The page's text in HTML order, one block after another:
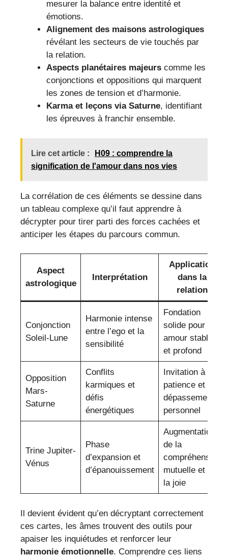
mesurer la balance entre identité et
émotions.
Alignement des maisons astrologiques
révélant les secteurs de vie touchés par
la relation.
Aspects planétaires majeurs comme les
conjonctions et oppositions qui marquent
les zones de tension et d’harmonie.
Karma et leçons via Saturne, identifiant
les épreuves à franchir ensemble.
Lire cet article :
H09 : comprendre la
signification de l'amour dans nos vies
La corrélation de ces éléments se dessine dans
un tableau complexe qu’il faut apprendre à
décrypter pour tirer parti des forces cachées et
anticiper les étapes du parcours commun.
Aspect
astrologique
Interprétation
Application
dans la
relation
Conjonction
Soleil-Lune
Harmonie intense
entre l’ego et la
sensibilité
Fondation
solide pour un
amour stable
et profond
Opposition
Mars-
Saturne
Conflits
karmiques et
défis
énergétiques
Invitation à la
patience et au
dépassement
personnel
Trine Jupiter-
Vénus
Phase
d’expansion et
d’épanouissement
Augmentation
de la
compréhension
mutuelle et de
la joie
Il devient évident qu’en décryptant correctement
ces cartes, les âmes trouvent des outils pour
apaiser les inquiétudes et renforcer leur
harmonie émotionnelle. Comprendre ces liens